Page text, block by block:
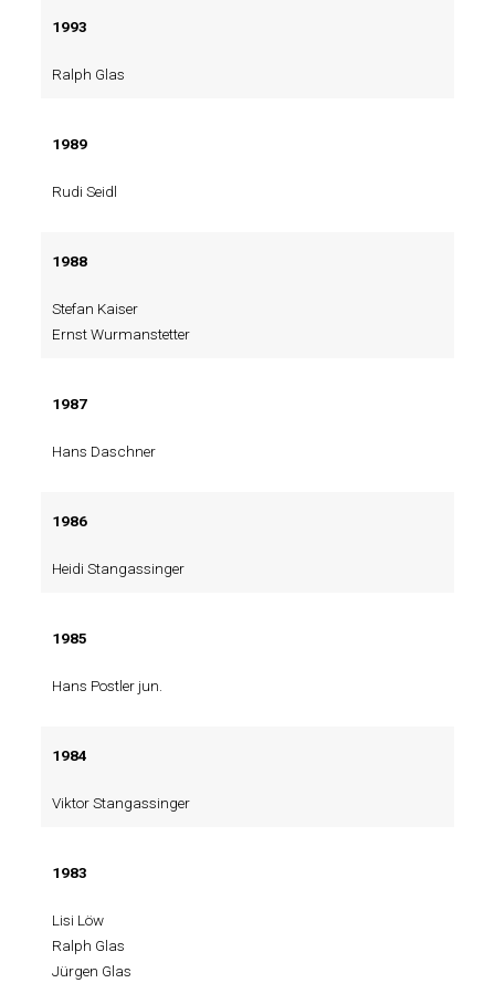
1993
Ralph Glas
1989
Rudi Seidl
1988
Stefan Kaiser
Ernst Wurmanstetter
1987
Hans Daschner
1986
Heidi Stangassinger
1985
Hans Postler jun.
1984
Viktor Stangassinger
1983
Lisi Löw
Ralph Glas
Jürgen Glas